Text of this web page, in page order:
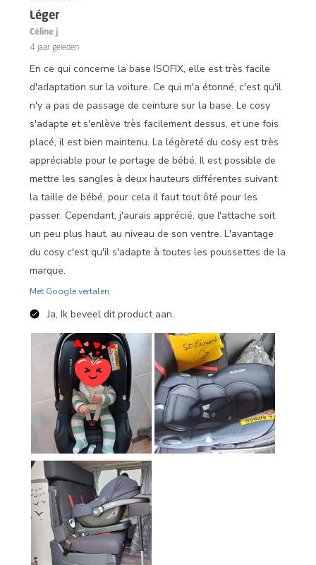
Léger
Céline j
4 jaar geleden
En ce qui concerne la base ISOFIX, elle est très facile
d'adaptation sur la voiture. Ce qui m'a étonné, c'est qu'il
n'y a pas de passage de ceinture sur la base. Le cosy
s'adapte et s'enlève très facilement dessus, et une fois
placé, il est bien maintenu. La légèreté du cosy est très
appréciable pour le portage de bébé. Il est possible de
mettre les sangles à deux hauteurs différentes suivant
la taille de bébé, pour cela il faut tout ôté pour les
passer. Cependant, j'aurais apprécié, que l'attache soit
un peu plus haut, au niveau de son ventre. L'avantage
du cosy c'est qu'il s'adapte à toutes les poussettes de la
marque.
Met Google vertalen
Ja, Ik beveel dit product aan.